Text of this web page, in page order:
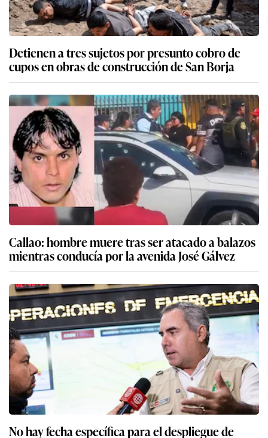
Detienen a tres sujetos por presunto cobro de
cupos en obras de construcción de San Borja
Callao: hombre muere tras ser atacado a balazos
mientras conducía por la avenida José Gálvez
No hay fecha específica para el despliegue de